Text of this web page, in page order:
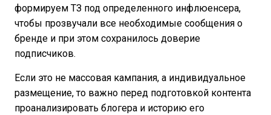
формируем ТЗ под определенного инфлюенсера,
чтобы прозвучали все необходимые сообщения о
бренде и при этом сохранилось доверие
подписчиков.
Если это не массовая кампания, а индивидуальное
размещение, то важно перед подготовкой контента
проанализировать блогера и историю его